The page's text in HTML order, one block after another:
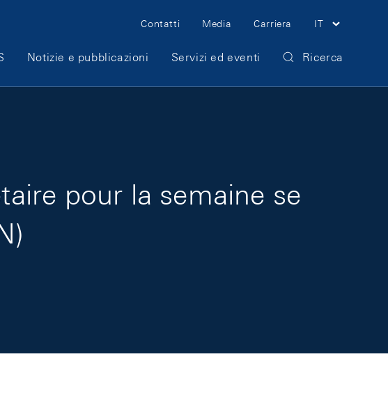
Meta Navigation
Contatti Media Carriera IT
Notizie e pubblicazioni Servizi ed eventi Ricerca
pour la semaine se